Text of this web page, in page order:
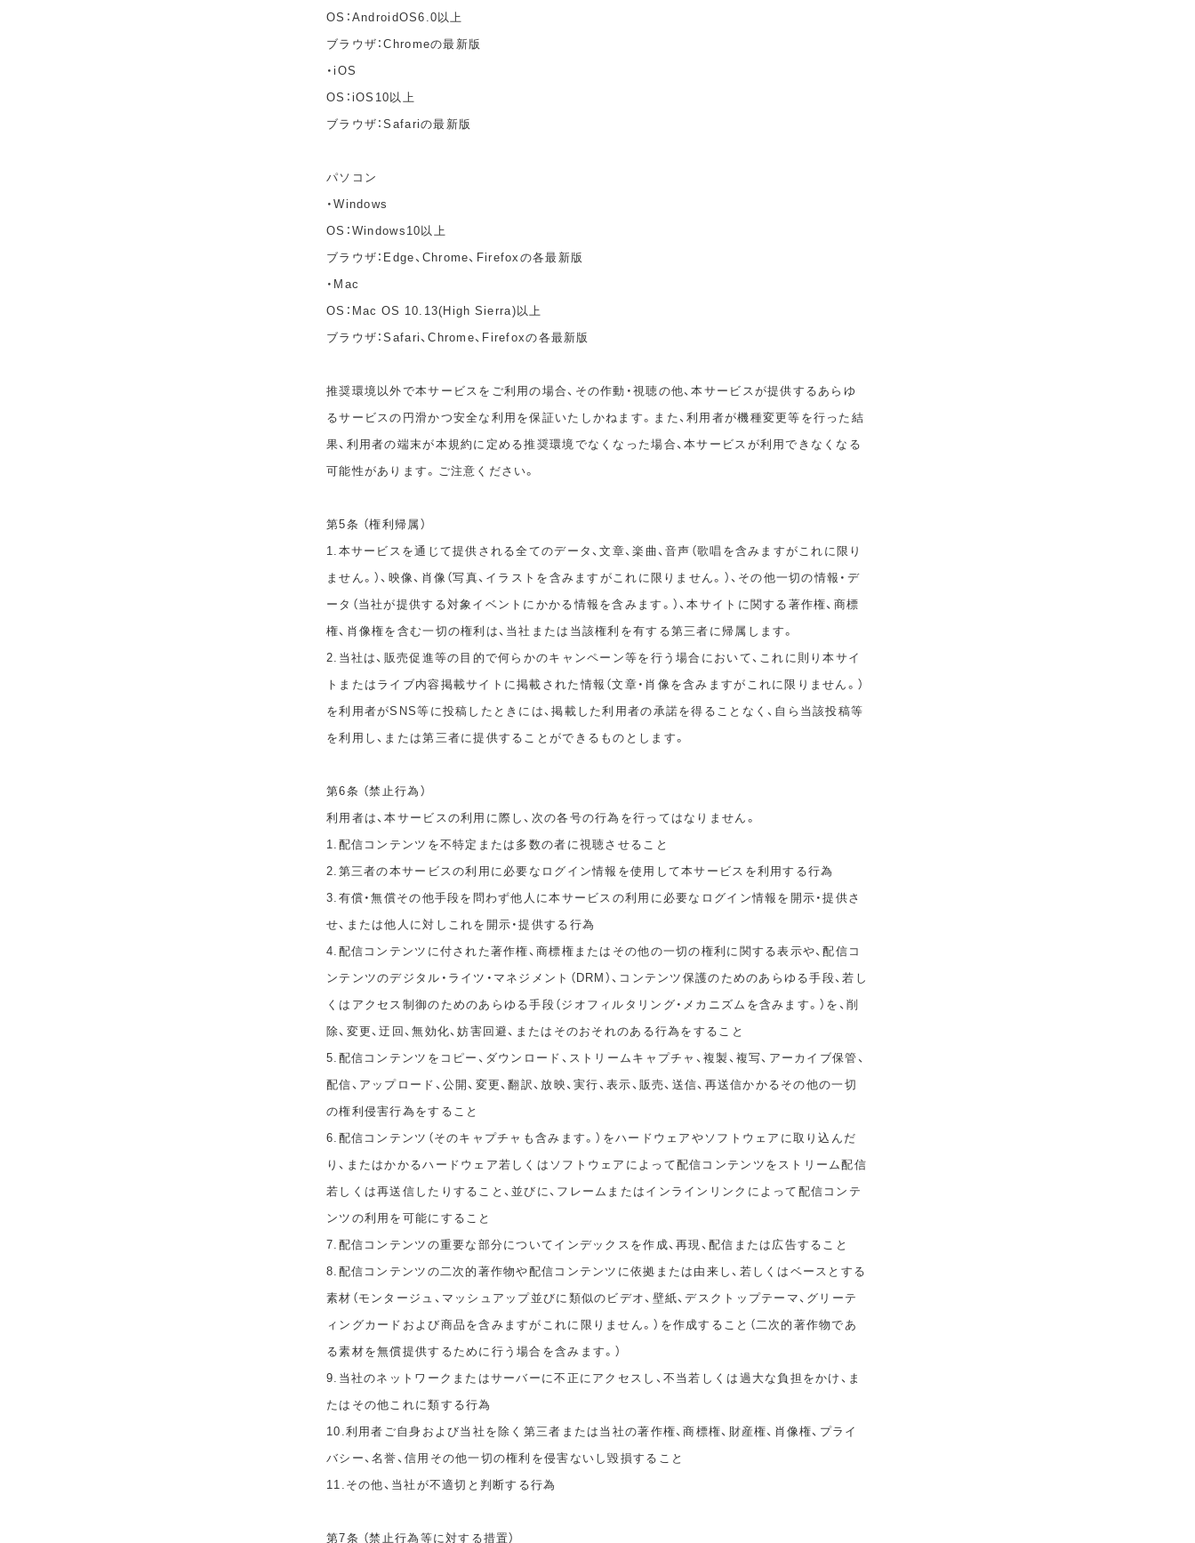
OS：AndroidOS6.0以上
ブラウザ：Chromeの最新版
・iOS
OS：iOS10以上
ブラウザ：Safariの最新版
パソコン
・Windows
OS：Windows10以上
ブラウザ：Edge、Chrome、Firefoxの各最新版
・Mac
OS：Mac OS 10.13(High Sierra)以上
ブラウザ：Safari、Chrome、Firefoxの各最新版
推奨環境以外で本サービスをご利用の場合、その作動・視聴の他、本サービスが提供するあらゆ
るサービスの円滑かつ安全な利用を保証いたしかねます。また、利用者が機種変更等を行った結
果、利用者の端末が本規約に定める推奨環境でなくなった場合、本サービスが利用できなくなる
可能性があります。ご注意ください。
第5条 （権利帰属）
1.本サービスを通じて提供される全てのデータ、文章、楽曲、音声（歌唱を含みますがこれに限り
ません。）、映像、肖像（写真、イラストを含みますがこれに限りません。）、その他一切の情報・デ
ータ（当社が提供する対象イベントにかかる情報を含みます。）、本サイトに関する著作権、商標
権、肖像権を含む一切の権利は、当社または当該権利を有する第三者に帰属します。
2.当社は、販売促進等の目的で何らかのキャンペーン等を行う場合において、これに則り本サイ
トまたはライブ内容掲載サイトに掲載された情報（文章・肖像を含みますがこれに限りません。）
を利用者がSNS等に投稿したときには、掲載した利用者の承諾を得ることなく、自ら当該投稿等
を利用し、または第三者に提供することができるものとします。
第6条 （禁止行為）
利用者は、本サービスの利用に際し、次の各号の行為を行ってはなりません。
1.配信コンテンツを不特定または多数の者に視聴させること
2.第三者の本サービスの利用に必要なログイン情報を使用して本サービスを利用する行為
3.有償・無償その他手段を問わず他人に本サービスの利用に必要なログイン情報を開示・提供さ
せ、または他人に対しこれを開示・提供する行為
4.配信コンテンツに付された著作権、商標権またはその他の一切の権利に関する表示や、配信コ
ンテンツのデジタル・ライツ・マネジメント（DRM）、コンテンツ保護のためのあらゆる手段、若し
くはアクセス制御のためのあらゆる手段（ジオフィルタリング・メカニズムを含みます。）を、削
除、変更、迂回、無効化、妨害回避、またはそのおそれのある行為をすること
5.配信コンテンツをコピー、ダウンロード、ストリームキャプチャ、複製、複写、アーカイブ保管、
配信、アップロード、公開、変更、翻訳、放映、実行、表示、販売、送信、再送信かかるその他の一切
の権利侵害行為をすること
6.配信コンテンツ（そのキャプチャも含みます。）をハードウェアやソフトウェアに取り込んだ
り、またはかかるハードウェア若しくはソフトウェアによって配信コンテンツをストリーム配信
若しくは再送信したりすること、並びに、フレームまたはインラインリンクによって配信コンテ
ンツの利用を可能にすること
7.配信コンテンツの重要な部分についてインデックスを作成、再現、配信または広告すること
8.配信コンテンツの二次的著作物や配信コンテンツに依拠または由来し、若しくはベースとする
素材（モンタージュ、マッシュアップ並びに類似のビデオ、壁紙、デスクトップテーマ、グリーテ
ィングカードおよび商品を含みますがこれに限りません。）を作成すること（二次的著作物であ
る素材を無償提供するために行う場合を含みます。）
9.当社のネットワークまたはサーバーに不正にアクセスし、不当若しくは過大な負担をかけ、ま
たはその他これに類する行為
10.利用者ご自身および当社を除く第三者または当社の著作権、商標権、財産権、肖像権、プライ
バシー、名誉、信用その他一切の権利を侵害ないし毀損すること
11.その他、当社が不適切と判断する行為
第7条 （禁止行為等に対する措置）